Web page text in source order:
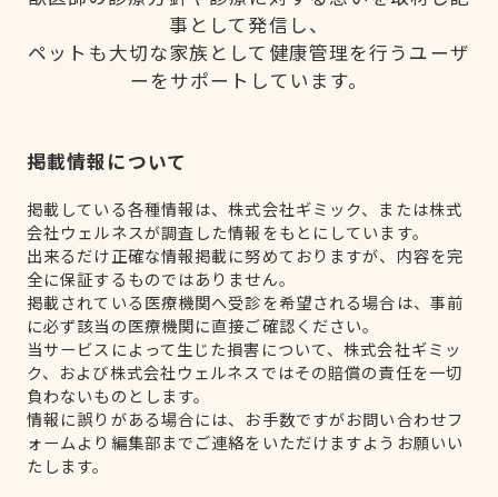
事として発信し、
ペットも大切な家族として健康管理を行うユーザ
ーをサポートしています。
掲載情報について
掲載している各種情報は、株式会社ギミック、または株式
会社ウェルネスが調査した情報をもとにしています。
出来るだけ正確な情報掲載に努めておりますが、内容を完
全に保証するものではありません。
掲載されている医療機関へ受診を希望される場合は、事前
に必ず該当の医療機関に直接ご確認ください。
当サービスによって生じた損害について、株式会社ギミッ
ク、および株式会社ウェルネスではその賠償の責任を一切
負わないものとします。
情報に誤りがある場合には、お手数ですがお問い合わせフ
ォームより編集部までご連絡をいただけますようお願いい
たします。